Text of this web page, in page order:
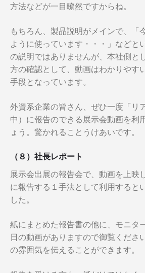
方法などが一目瞭然ですからね。
もちろん、製品説明がメインで、「
ように使っています・・・」などと
の説明ではありませんが、本社側と
方の確認として、動画はわかりやす
手段となっています。
外資系企業の皆さん、ぜひ一度「リ
中）に報告のできる展示会動画を利
ょう。驚かれることうけあいです。
（８）社長レポート
展示会出展の報告会で、動画を上映
に報告する１手法として利用すると
した。
紙にまとめた報告書の他に、モニタ
日の動画がありますので御覧くださ
の雰囲気を伝えることができます。